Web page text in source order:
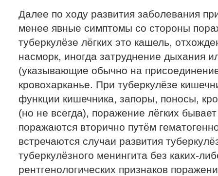
Далее по ходу развития заболевания
менее явные симптомы со стороны
туберкулёзе лёгких это кашель,
насморк, иногда затруднение дыхания
(указывающие обычно на
кровохарканье. При туберкулёзе
функции кишечника, запоры, поносы,
(но не всегда), поражение лёгких
поражаются вторично путём
встречаются случаи развития
туберкулёзного менингита без каких-
рентгенологических признаков